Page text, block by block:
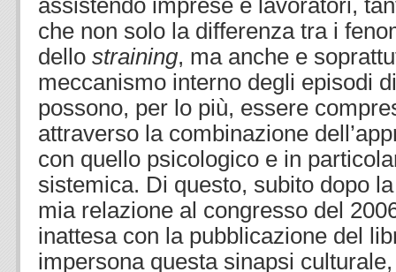
assistendo imprese e lavoratori,
che non solo la differenza tra i
dello straining, ma anche e
meccanismo interno degli episodi
possono, per lo più, essere
attraverso la combinazione
con quello psicologico e in
sistemica. Di questo, subito dopo
mia relazione al congresso del
inattesa con la pubblicazione del
impersona questa sinapsi